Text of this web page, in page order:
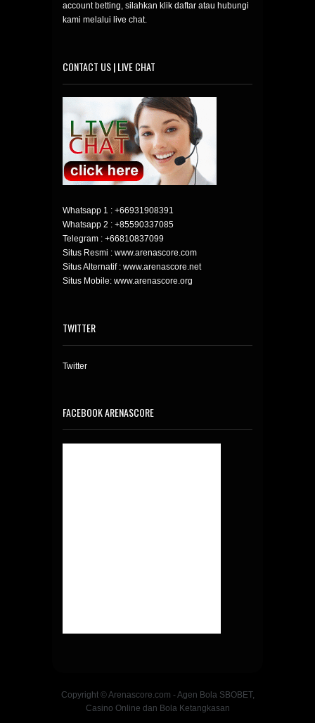
account betting, silahkan klik daftar atau hubungi
kami melalui live chat.
CONTACT US | LIVE CHAT
Whatsapp 1 : +66931908391
Whatsapp 2 : +85590337085
Telegram : +66810837099
Situs Resmi : www.arenascore.com
Situs Alternatif : www.arenascore.net
Situs Mobile: www.arenascore.org
TWITTER
Twitter
FACEBOOK ARENASCORE
Copyright © Arenascore.com - Agen Bola SBOBET,
Casino Online dan Bola Ketangkasan